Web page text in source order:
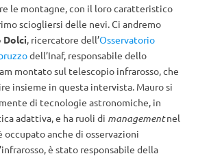
le montagne, con il loro caratteristico
sciogliersi delle nevi. Ci andremo
Dolci, ricercatore dell’Osservatorio
dell’Inaf, responsabile dello
montato sul telescopio infrarosso, che
insieme in questa intervista. Mauro si
di tecnologie astronomiche, in
adattiva, e ha ruoli di managementnel
occupato anche di osservazioni
è stato responsabile della